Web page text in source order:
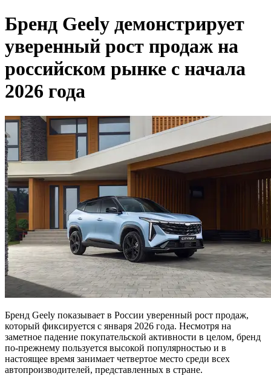
Бренд Geely демонстрирует
уверенный рост продаж на
российском рынке с начала
2026 года
Бренд Geely показывает в России уверенный рост продаж,
который фиксируется с января 2026 года. Несмотря на
заметное падение покупательской активности в целом, бренд
по-прежнему пользуется высокой популярностью и в
настоящее время занимает четвертое место среди всех
автопроизводителей, представленных в стране.